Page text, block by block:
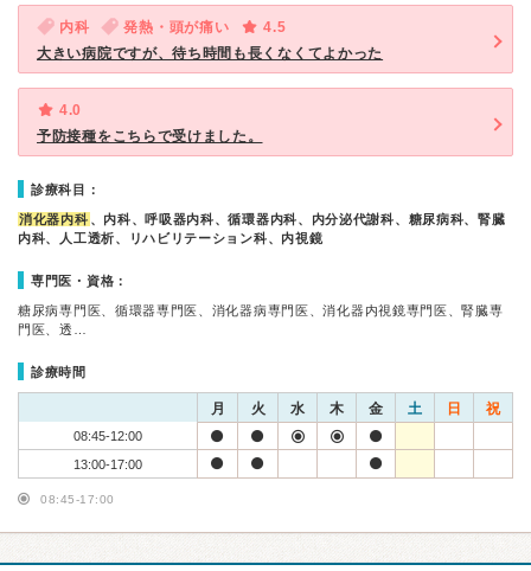
内科 発熱・頭が痛い
4.5
大きい病院ですが、待ち時間も長くなくてよかった
4.0
予防接種をこちらで受けました。
診療科目：
消化器内科 、内科、呼吸器内科、循環器内科、内分泌代謝科、糖尿病科、腎臓
内科、人工透析、リハビリテーション科、内視鏡
専門医・資格：
糖尿病専門医、循環器専門医、消化器病専門医、消化器内視鏡専門医、腎臓専
門医、透…
診療時間
月 火 水 木 金 土 日 祝
08:45-12:00
13:00-17:00
08:45-17:00